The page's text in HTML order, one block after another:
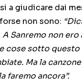
a giudicare dai
non sono:
A Sanremo non ero
cose sotto
Ma la
faremo ancora”.